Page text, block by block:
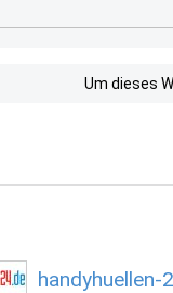
Um dieses